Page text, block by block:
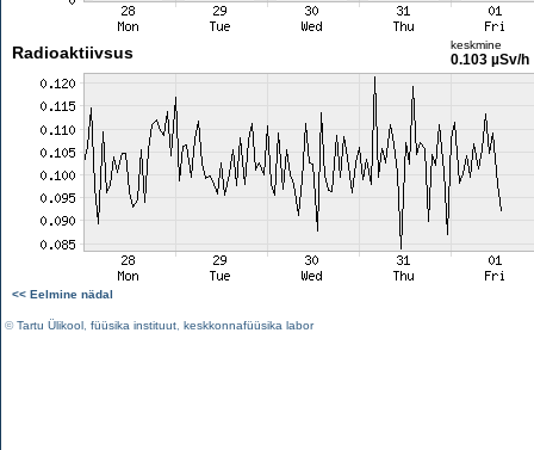
Radioaktiivsus keskmine
0.103 µSv/h
<< Eelmine nädal
©Tartu Ülikool füüsika instituut keskkonnafüüsika labor